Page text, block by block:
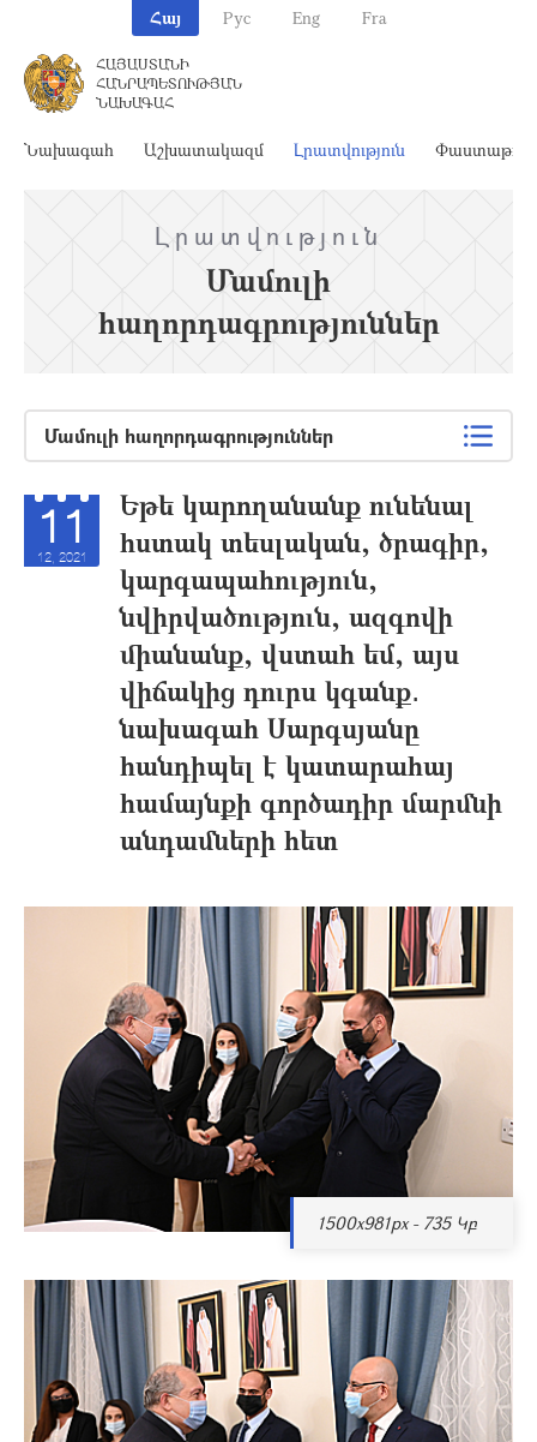
Հայ Рус Eng Fra
ՀԱՅԱՍՏԱՆԻ
ՀԱՆՐԱՊԵՏՈՒԹՅԱՆ
ՆԱԽԱԳԱՀ
Նախագահ Աշխատակազմ Լրատվություն
Լրատվություն
Մամուլի
հաղորդագրություններ
Մամուլի հաղորդագրություններ
11
12, 2021
Եթե կարողանանք ունենալ
հստակ տեսլական, ծրագիր,
կարգապահություն,
նվիրվածություն, ազգովի
միանանք, վստահ եմ, այս
վիճակից դուրս կգանք․
նախագահ Սարգսյանը
հանդիպել է կատարահայ
համայնքի գործադիր մարմնի
անդամների հետ
1500x981px - 735 Կբ